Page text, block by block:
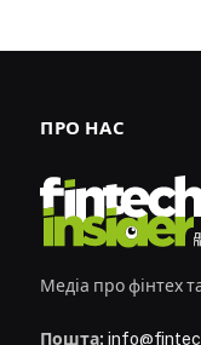
ПРО НАС
Медіа про фінтех
Пошта: